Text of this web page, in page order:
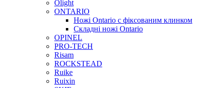
Olight
ONTARIO
Ножі Ontario c фіксованим клинком
Складні ножі Ontario
OPINEL
PRO-TECH
Risam
ROCKSTEAD
Ruike
Ruixin